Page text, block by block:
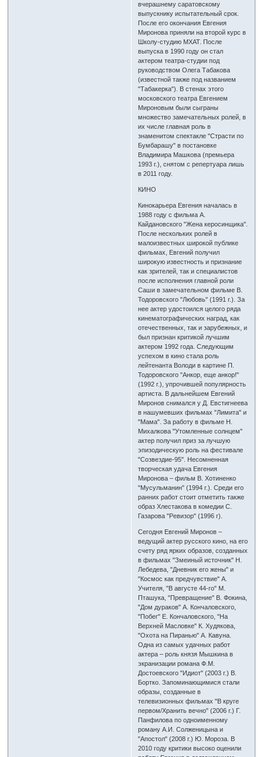
вчерашнему саратовскому
выпускнику испытательный срок.
После его окончания Евгения
Миронова приняли на второй курс в
Школу-студию МХАТ. После
выпуска в 1990 году он стал
актером театра-студии под
руководством Олега Табакова
(известной также под названием
"Табакерка"). В стенах этого
московского театра Евгением
Мироновым были сыграны
множество замечательных ролей, в
их числе главная роль в
знаменитом спектакле "Страсти по
Бумбарашу" в постановке
Владимира Машкова (премьера
1993 г.), снятом с репертуара лишь
в 2011 году.
КИНО
Кинокарьера Евгения началась в
1988 году с фильма А.
Кайдановского "Жена керосинщика".
После нескольких ролей в
малоизвестных широкой публике
фильмах, Евгений получил
широкую известность и признание
как зрителей, так и специалистов
после исполнения главной роли
Саши в замечательном фильме В.
Тодоровского "Любовь" (1991 г.). За
нее актер удостоился целого ряда
кинематографических наград, как
отечественных, так и зарубежных, и
был признан критикой лучшим
актером 1992 года. Следующим
успехом в кино стала роль
лейтенанта Володи в картине П.
Тодоровского "Анкор, еще анкор!"
(1992 г.), упрочившей популярность
артиста. В дальнейшем Евгений
Миронов снимался у Д. Евстигнеева
в нашумевших фильмах "Лимита" и
"Мама". За работу в фильме Н.
Михалкова "Утомленные солнцем"
актер получил приз за лучшую
эпизодическую роль на фестивале
"Созвездие-95". Несомненная
творческая удача Евгения
Миронова – фильм В. Хотиненко
"Мусульманин" (1994 г.). Среди его
ранних работ стоит отметить также
образ Хлестакова в комедии С.
Газарова "Ревизор" (1996 г).
Сегодня Евгений Миронов –
ведущий актер русского кино, на его
счету ряд ярких образов, созданных
в фильмах "Змеиный источник" Н.
Лебедева, "Дневник его жены" и
"Космос как предчувствие" А.
Учителя, "В августе 44-го" М.
Пташука, "Превращение" В. Фокина,
"Дом дураков" А. Кончаловского,
"Побег" Е. Кончаловского, "На
Верхней Масловке" К. Худякова,
"Охота на Пиранью" А. Кавуна.
Одна из самых удачных работ
актера – роль князя Мышкина в
экранизации романа Ф.М.
Достоевского "Идиот" (2003 г.) В.
Бортко. Запоминающимися стали
образы, созданные в
телевизионных фильмах "В круге
первом/Хранить вечно" (2006 г.) Г.
Панфилова по одноименному
роману А.И. Солженицына и
"Апостол" (2008 г.) Ю. Мороза. В
2010 году критики высоко оценили